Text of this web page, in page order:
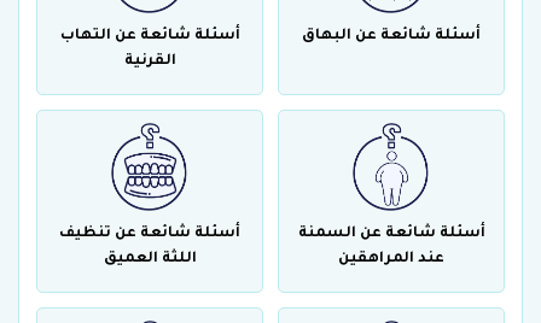
أسئلة شائعة عن البهاق
أسئلة شائعة عن التهاب
القرنية
أسئلة شائعة عن السمنة
عند المراهقين
أسئلة شائعة عن تنظيف
اللثة العميق